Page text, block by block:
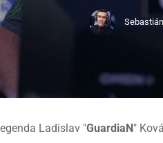
Ladislav "GuardiaN"